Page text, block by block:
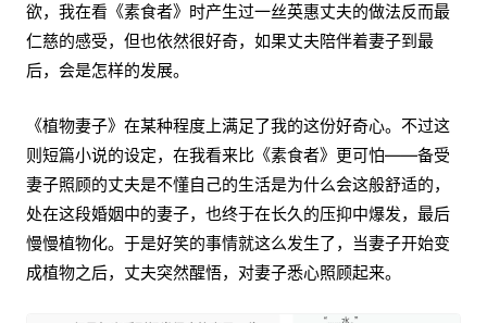
欲，我在看《素食者》时产生过一丝英惠丈夫的做法反而最
仁慈的感受，但也依然很好奇，如果丈夫陪伴着妻子到最
后，会是怎样的发展。
《植物妻子》在某种程度上满足了我的这份好奇心。不过这
则短篇小说的设定，在我看来比《素食者》更可怕——备受
妻子照顾的丈夫是不懂自己的生活是为什么会这般舒适的，
处在这段婚姻中的妻子，也终于在长久的压抑中爆发，最后
慢慢植物化。于是好笑的事情就这么发生了，当妻子开始变
成植物之后，丈夫突然醒悟，对妻子悉心照顾起来。